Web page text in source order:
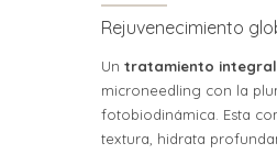
Rejuvenecimiento
Un tratamiento integral
microneedling con la
fotobiodinámica. Esta
textura, hidrata